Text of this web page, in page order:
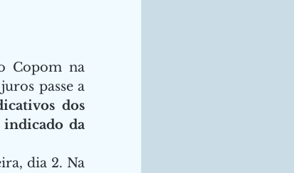
Copom na
passe a
dos
da
dia 2. Na